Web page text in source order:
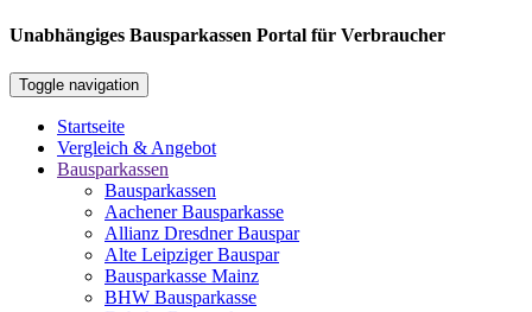
Unabhängiges Bausparkassen Portal für Verbraucher
Toggle navigation
Startseite
Vergleich & Angebot
Bausparkassen
Bausparkassen
Aachener Bausparkasse
Allianz Dresdner Bauspar
Alte Leipziger Bauspar
Bausparkasse Mainz
BHW Bausparkasse